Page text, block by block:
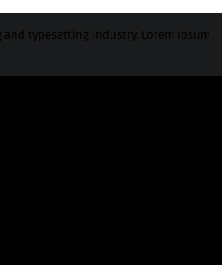
typesetting industry. Lorem Ipsum